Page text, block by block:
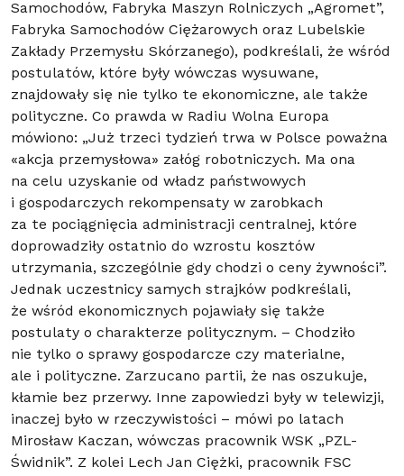
Samochodów, Fabryka Maszyn Rolniczych „Agromet”,
Fabryka Samochodów Ciężarowych oraz Lubelskie
Zakłady Przemysłu Skórzanego), podkreślali, że wśród
postulatów, które były wówczas wysuwane,
znajdowały się nie tylko te ekonomiczne, ale także
polityczne. Co prawda w Radiu Wolna Europa
mówiono: „Już trzeci tydzień trwa w Polsce poważna
«akcja przemysłowa» załóg robotniczych. Ma ona
na celu uzyskanie od władz państwowych
i gospodarczych rekompensaty w zarobkach
za te pociągnięcia administracji centralnej, które
doprowadziły ostatnio do wzrostu kosztów
utrzymania, szczególnie gdy chodzi o ceny żywności”.
Jednak uczestnicy samych strajków podkreślali,
że wśród ekonomicznych pojawiały się także
postulaty o charakterze politycznym. – Chodziło
nie tylko o sprawy gospodarcze czy materialne,
ale i polityczne. Zarzucano partii, że nas oszukuje,
kłamie bez przerwy. Inne zapowiedzi były w telewizji,
inaczej było w rzeczywistości – mówi po latach
Mirosław Kaczan, wówczas pracownik WSK „PZL-
Świdnik”. Z kolei Lech Jan Ciężki, pracownik FSC